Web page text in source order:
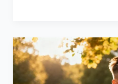
Jongen:
10
Inspirerende